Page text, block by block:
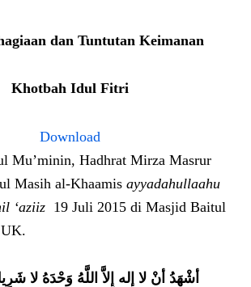
dan Tuntutan Keimanan
Khotbah Idul Fitri
Download
Mu’minin, Hadhrat Mirza Masrur
Masih al-Khaamis ayyadahullaahu
‘aziiz 19 Juli 2015 di Masjid Baitul
أشْهَدُ أنْ لا إله إِلاَّ اللَّهُ وَحْدَهُ لا